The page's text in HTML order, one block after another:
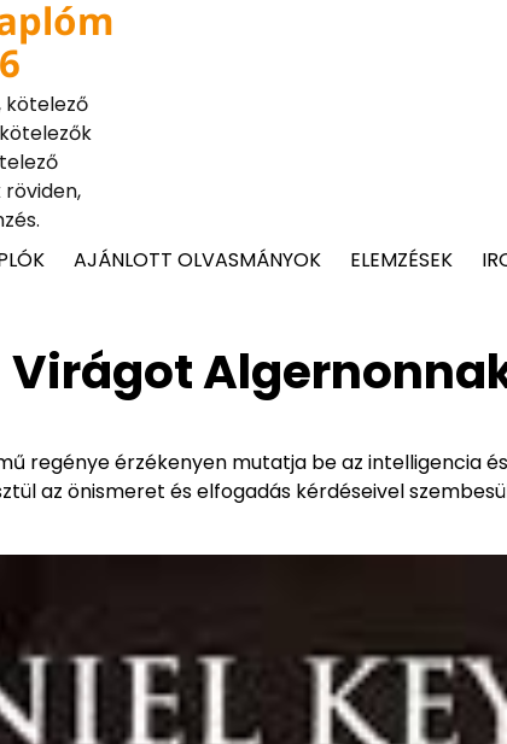
kötelező
AJÁNLOTT OLVASMÁNYOK ELEMZÉSEK
Virágot
regénye érzékenyen mutatja be az intelligencia
az önismeret és elfogadás kérdéseivel